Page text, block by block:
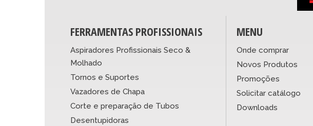
FERRAMENTAS PROFISSIONAIS
Aspiradores Profissionais Seco &
Molhado
Tornos e Suportes
Vazadores de Chapa
Corte e preparação de Tubos
Desentupidoras
MENU
Onde comprar
Novos Produtos
Promoções
Solicitar catálogo
Downloads